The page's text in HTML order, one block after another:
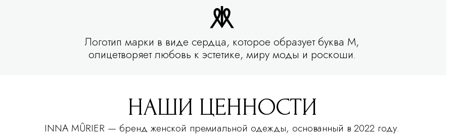
Логотип марки в виде сердца, которое образует буква М,
олицетворяет любовь к эстетике, миру моды и роскоши.
НАШИ ЦЕННОСТИ
INNA MÛRIER — бренд женской премиальной одежды, основанный в 2022 году.